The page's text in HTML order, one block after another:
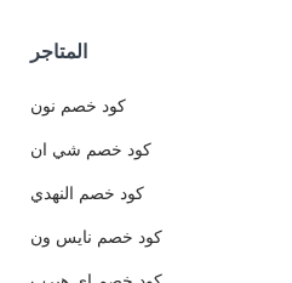
المتاجر
كود خصم نون
كود خصم شي ان
كود خصم النهدي
كود خصم نايس ون